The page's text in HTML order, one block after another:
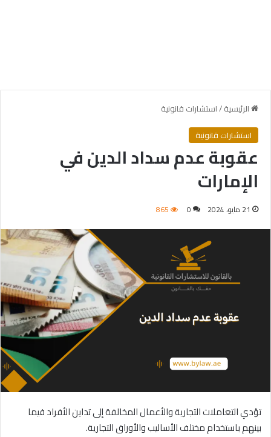
الرئيسية/استشارات قانونية
استشارات قانونية
عقوبة عدم سداد الدين في
الإمارات
21 مايو، 2024 0
865
تؤدي التعاملات التجارية والأعمال المخالفة إلى تداين الأفراد فيما
بينهم باستخدام مختلف الأساليب والأوراق التجارية.